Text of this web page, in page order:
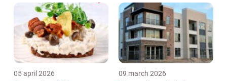
05 april 2026 09 march 2026